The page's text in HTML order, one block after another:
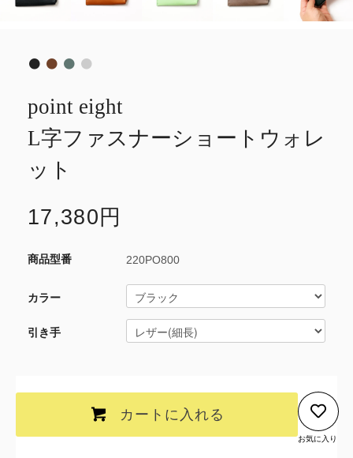
point eight
L字ファスナーショートウォレ
ット
17,380円
220PO800
カラー
引き手
カートに入れる
お気に入り